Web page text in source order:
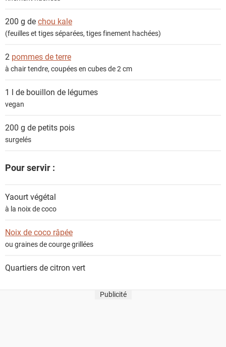
200 g dechou kale
(feuilles et tiges séparées, tiges finement hachées)
2 pommes de terre
à chair tendre, coupées en cubes de 2 cm
1 l de bouillon de légumes
vegan
200 g de petits pois
surgelés
Pour servir :
Yaourt végétal
à la noix de coco
Noix de coco râpée
ou graines de courge grillées
Quartiers decitron vert
Publicité